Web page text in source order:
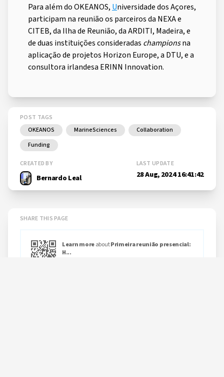
Para além do OKEANOS, Universidade dos Açores,
participam na reunião os parceiros da NEXA e
CITEB, da Ilha de Reunião, da ARDITI, Madeira, e
de duas instituições consideradas championsna
aplicação de projetos Horizon Europe, a DTU, e a
consultora irlandesa ERINN Innovation.
POST TAGS
OKEANOS
MarineSciences
Collaboration
Funding
CREATED BY
Bernardo Leal
LAST UPDATE
28 Aug, 2024 16:41:42
SHARE THIS PAGE
Learn moreaboutPrimeira reunião presencial:
H...